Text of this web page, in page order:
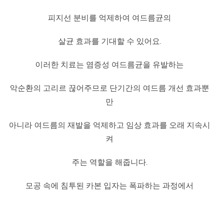
피지선 분비를 억제하여 여드름균의
살균 효과를 기대할 수 있어요.
이러한 치료는 염증성 여드름균을 유발하는
악순환의 고리르 끊어주므로 단기간의 여드름 개선 효과뿐
만
아니라 여드름의 재발을 억제하고 임상 효과를 오래 지속시
켜
주는 역할을 해줍니다.
모공 속에 침투된 카본 입자는 폭파하는 과정에서